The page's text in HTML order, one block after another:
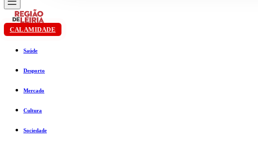
CALAMIDADE
Saúde
Desporto
Mercado
Cultura
Sociedade